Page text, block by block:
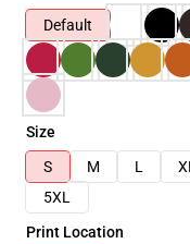
Default
Size
S
M L XL
5XL
Print Location